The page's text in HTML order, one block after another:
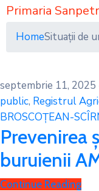
Primaria
HomeSituații de
septembrie 11, 2025
public‚ Registrul
BROSCOȚEAN-
Prevenirea
buruienii
Continue Reading